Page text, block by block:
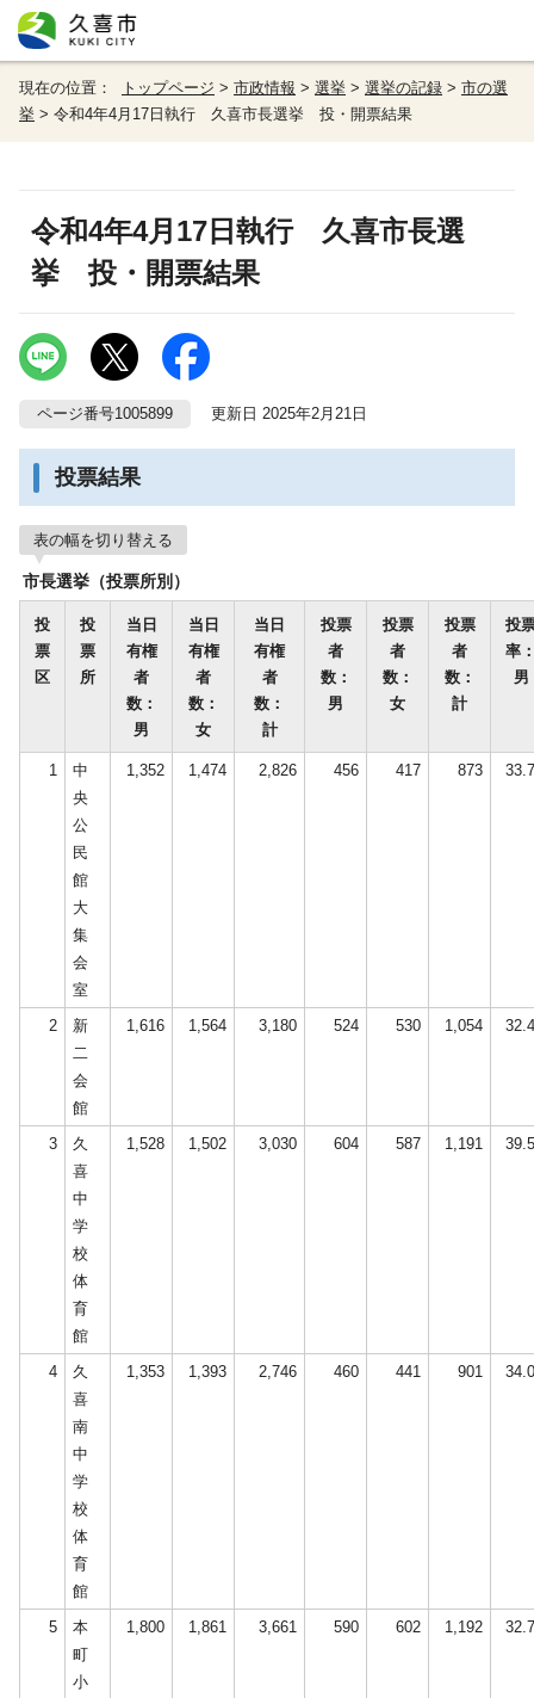
現在の位置： トップページ > 市政情報 > 選挙 > 選挙の記録 > 市の選
挙 > 令和4年4月17日執行 久喜市長選挙 投・開票結果
令和4年4月17日執行 久喜市長選
挙 投・開票結果
ページ番号1005899 更新日 2025年2月21日
投票結果
表の幅を切り替える
市長選挙（投票所別）
投
票
区
投
票
所
当日
有権
者
数：
男
当日
有権
者
数：
女
当日
有権
者
数：
計
投票
者
数：
男
投票
者
数：
女
投票
者
数：
計
投
率
男
1
中
央
公
民
館
大
集
会
室
1,352 1,474 2,826 456 417 873
2
新
二
会
館
1,616 1,564 3,180 524 530 1,054
3
久
喜
中
学
校
体
育
館
1,528 1,502 3,030 604 587 1,191
4
久
喜
南
中
学
校
体
育
館
1,353 1,393 2,746 460 441 901
5
本
町
小
1,800 1,861 3,661 590 602 1,192